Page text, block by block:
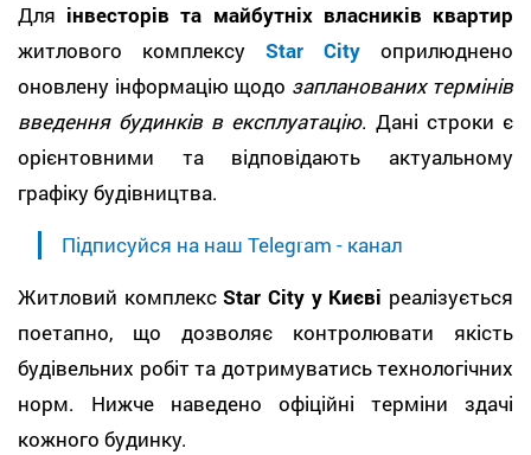
Для інвесторів та майбутніх власників квартир
житлового комплексу Star City оприлюднено
оновлену інформацію щодо запланованих термінів
введення будинків в експлуатацію. Дані строки є
орієнтовними та відповідають актуальному
графіку будівництва.
Підписуйся на наш Telegram - канал
Житловий комплексStar City у Києві реалізується
поетапно, що дозволяє контролювати якість
будівельних робіт та дотримуватись технологічних
норм. Нижче наведено офіційні терміни здачі
кожного будинку.